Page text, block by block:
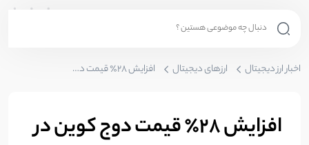
اخبار ارز دیجیتال ارزهای دیجیتال افزایش ۲۸٪ قیمت دوج کوین در هفته اخیر (۱۱ فروردین ۱۴۰۳)
افزایش ۲۸٪ قیمت دوج کوین در